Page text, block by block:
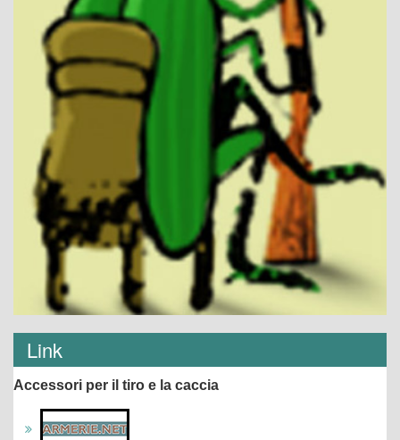
Link
Accessori per il tiro e la caccia